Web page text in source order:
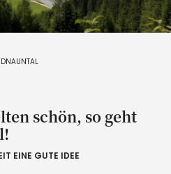
schön, so geht
EINE GUTE IDEE